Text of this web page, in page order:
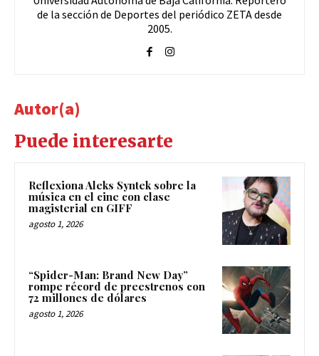
de la sección de Deportes del periódico ZETA desde
2005.
Autor(a)
Puede interesarte
Reflexiona Aleks Syntek sobre la
música en el cine con clase
magisterial en GIFF
agosto 1, 2026
“Spider-Man: Brand New Day”
rompe récord de preestrenos con
72 millones de dólares
agosto 1, 2026